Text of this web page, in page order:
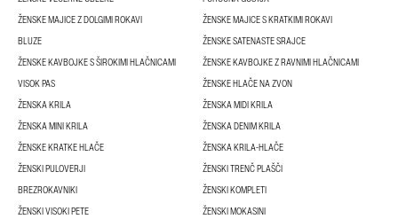
ŽENSKE MAJICE Z DOLGIMI ROKAVI
ŽENSKE MAJICE S KRATKIMI ROKAVI
BLUZE
ŽENSKE SATENASTE SRAJCE
ŽENSKE KAVBOJKE S ŠIROKIMI HLAČNICAMI
ŽENSKE KAVBOJKE Z RAVNIMI HLAČNICAMI
VISOK PAS
ŽENSKE HLAČE NA ZVON
ŽENSKA KRILA
ŽENSKA MIDI KRILA
ŽENSKA MINI KRILA
ŽENSKA DENIM KRILA
ŽENSKE KRATKE HLAČE
ŽENSKA KRILA-HLAČE
ŽENSKI PULOVERJI
ŽENSKI TRENČ PLAŠČI
BREZROKAVNIKI
ŽENSKI KOMPLETI
ŽENSKI VISOKI PETE
ŽENSKI MOKASINI